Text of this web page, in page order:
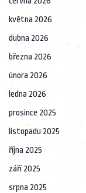
května 2026
dubna 2026
března 2026
února 2026
ledna 2026
prosince 2025
listopadu 2025
října 2025
září 2025
srpna 2025